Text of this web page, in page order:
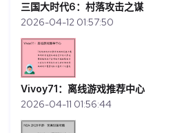
三国大时代6：村落攻击之谋
2026-04-12 01:57:50
Vivoy71：离线游戏推荐中心
2026-04-11 01:56:44